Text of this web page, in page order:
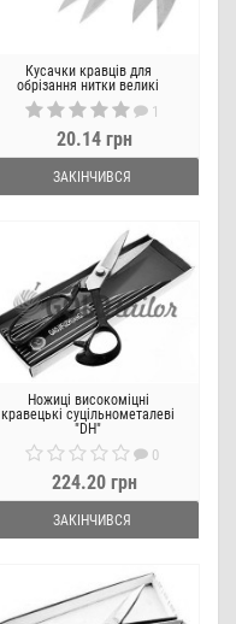
Кусачки кравців для
обрізання нитки великі
1
20.14 грн
ЗАКІНЧИВСЯ
Ножиці високоміцні
кравецькі суцільнометалеві
"DH"
0
224.20 грн
ЗАКІНЧИВСЯ